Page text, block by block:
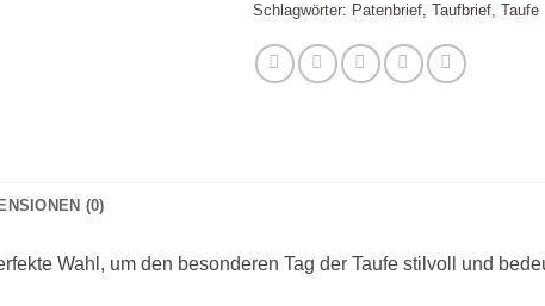
Schlagwörter: Patenbrief, Taufbrief, Taufe
(0)
Wahl, um den besonderen Tag der Taufe stilvoll und